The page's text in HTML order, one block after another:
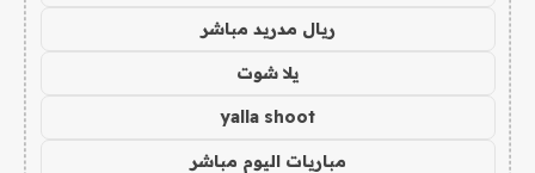
ريال مدريد مباشر
يلا شوت
yalla shoot
مباريات اليوم مباشر